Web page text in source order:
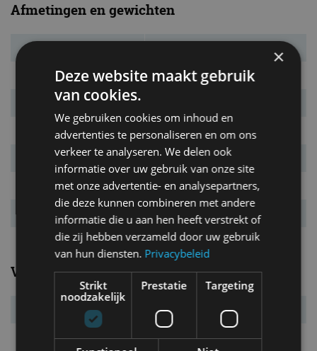
Afmetingen en gewichten
Massa leeg
L x B x H 5.125 x 1.899 x 1.496 mm
Inh. bag. ruimte.
Bandenmaat 245/50 R18
Wielbasis 3.035 mm
Max. aanh. gew. 2.100 kg
Tankinhoud 80 l
Verbruik
Verbr. gecomb. 5,7 l/100km
CO₂-emissie 135 g/km
×
Deze website maakt gebruik
van cookies.
We gebruiken cookies om inhoud en
advertenties te personaliseren en om ons
verkeer te analyseren. We delen ook
informatie over uw gebruik van onze site
met onze advertentie- en analysepartners,
die deze kunnen combineren met andere
informatie die u aan hen heeft verstrekt of
die zij hebben verzameld door uw gebruik
van hun diensten. Privacybeleid
Strikt
noodzakelijk
Prestatie Targeting